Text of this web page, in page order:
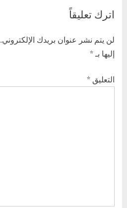
:
اترك تعليقاً
لن يتم نشر عنوان بريدك الإلكتروني.
إليها بـ *
التعليق *